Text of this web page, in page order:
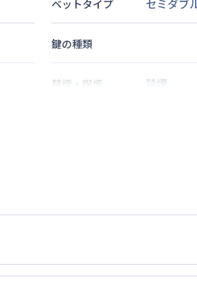
ベットタイプ セミダブ
鍵の種類
禁煙・喫煙 禁煙